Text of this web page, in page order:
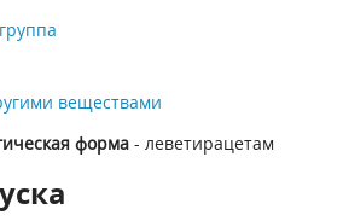
веществами
форма - леветирацетам